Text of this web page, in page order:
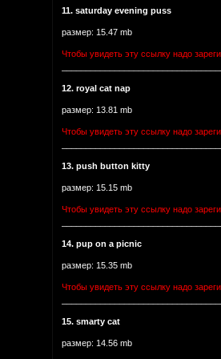
11. saturday evening puss
размер: 15.47 mb
Чтобы увидеть эту ссылку надо
12. royal cat nap
размер: 13.81 mb
Чтобы увидеть эту ссылку надо
13. push button kitty
размер: 15.15 mb
Чтобы увидеть эту ссылку надо
14. pup on a picnic
размер: 15.35 mb
Чтобы увидеть эту ссылку надо
15. smarty cat
размер: 14.56 mb